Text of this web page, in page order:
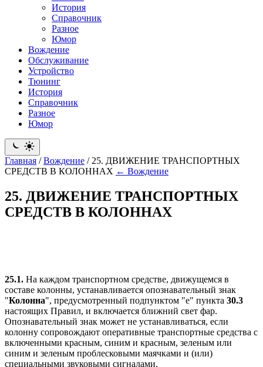
История
Справочник
Разное
Юмор
Вождение
Обслуживание
Устройство
Тюнинг
История
Справочник
Разное
Юмор
Главная / Вождение / 25. ДВИЖЕНИЕ ТРАНСПОРТНЫХ
СРЕДСТВ В КОЛОННАХ ← Вождение
25. ДВИЖЕНИЕ ТРАНСПОРТНЫХ
СРЕДСТВ В КОЛОННАХ
25.1. На каждом транспортном средстве, движущемся в
составе колонны, устанавливается опознавательный знак
"Колонна", предусмотренный подпунктом "е" пункта 30.3
настоящих Правил, и включается ближний свет фар.
Опознавательный знак может не устанавливаться, если
колонну сопровождают оперативные транспортные средства с
включенными красным, синим и красным, зеленым или
синим и зеленым проблесковыми маячками и (или)
специальными звуковыми сигналами.